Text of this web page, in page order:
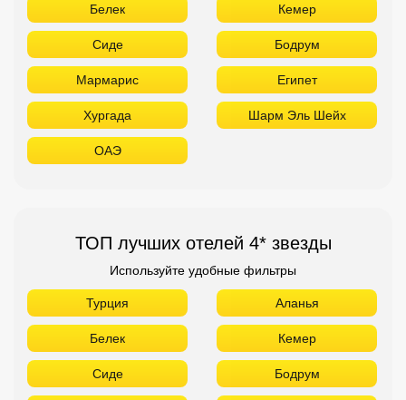
Белек Кемер
Сиде Бодрум
Мармарис Египет
Хургада Шарм Эль Шейх
ОАЭ
ТОП лучших отелей 4* звезды
Используйте удобные фильтры
Турция Аланья
Белек Кемер
Сиде Бодрум